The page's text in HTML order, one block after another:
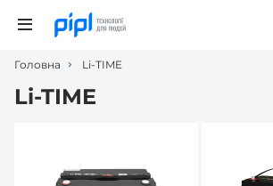
Головна Li-TIME
Li-TIME